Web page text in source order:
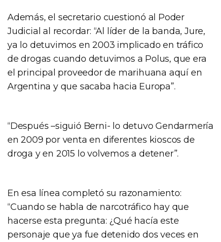
Además, el secretario cuestionó al Poder
Judicial al recordar: “Al líder de la banda, Jure,
ya lo detuvimos en 2003 implicado en tráfico
de drogas cuando detuvimos a Polus, que era
el principal proveedor de marihuana aquí en
Argentina y que sacaba hacia Europa”.
“Después –siguió Berni- lo detuvo Gendarmería
en 2009 por venta en diferentes kioscos de
droga y en 2015 lo volvemos a detener”.
En esa línea completó su razonamiento:
“Cuando se habla de narcotráfico hay que
hacerse esta pregunta: ¿Qué hacía este
personaje que ya fue detenido dos veces en